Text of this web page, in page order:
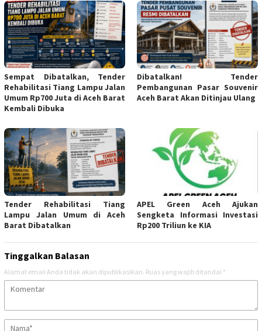
Sempat Dibatalkan, Tender
Rehabilitasi Tiang Lampu Jalan
Umum Rp700 Juta di Aceh Barat
Kembali Dibuka
Dibatalkan! Tender
Pembangunan Pasar Souvenir
Aceh Barat Akan Ditinjau Ulang
Tender Rehabilitasi Tiang
Lampu Jalan Umum di Aceh
Barat Dibatalkan
APEL Green Aceh Ajukan
Sengketa Informasi Investasi
Rp200 Triliun ke KIA
Tinggalkan Balasan
Alamat email Anda tidak akan dipublikasikan. Ruas yang wajib ditandai *